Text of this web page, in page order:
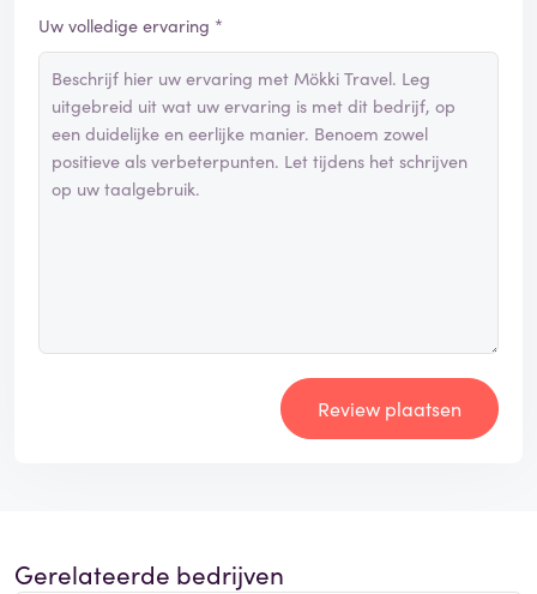
Uw volledige ervaring *
Review plaatsen
Gerelateerde bedrijven